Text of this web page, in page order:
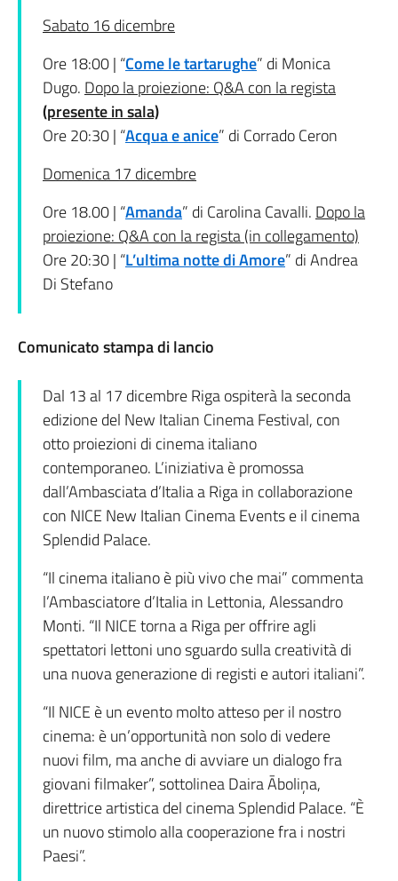
Sabato 16 dicembre
Ore 18:00 | “Come le tartarughe” di Monica
Dugo. Dopo la proiezione: Q&A con la regista
(presente in sala)
Ore 20:30 | “Acqua e anice” di Corrado Ceron
Domenica 17 dicembre
Ore 18.00 | “Amanda” di Carolina Cavalli. Dopo la
proiezione: Q&A con la regista (in collegamento)
Ore 20:30 | “L’ultima notte di Amore” di Andrea
Di Stefano
Comunicato stampa di lancio
Dal 13 al 17 dicembre Riga ospiterà la seconda
edizione del New Italian Cinema Festival, con
otto proiezioni di cinema italiano
contemporaneo. L’iniziativa è promossa
dall’Ambasciata d’Italia a Riga in collaborazione
con NICE New Italian Cinema Events e il cinema
Splendid Palace.
“Il cinema italiano è più vivo che mai” commenta
l’Ambasciatore d’Italia in Lettonia, Alessandro
Monti. “Il NICE torna a Riga per offrire agli
spettatori lettoni uno sguardo sulla creatività di
una nuova generazione di registi e autori italiani”.
“Il NICE è un evento molto atteso per il nostro
cinema: è un’opportunità non solo di vedere
nuovi film, ma anche di avviare un dialogo fra
giovani filmaker”, sottolinea Daira Āboliņa,
direttrice artistica del cinema Splendid Palace. “È
un nuovo stimolo alla cooperazione fra i nostri
Paesi”.